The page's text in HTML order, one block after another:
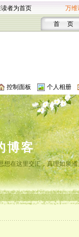
者为首页 万维
首 页
控制面板 个人相册
博客
想在这里交汇，真理如泉涌